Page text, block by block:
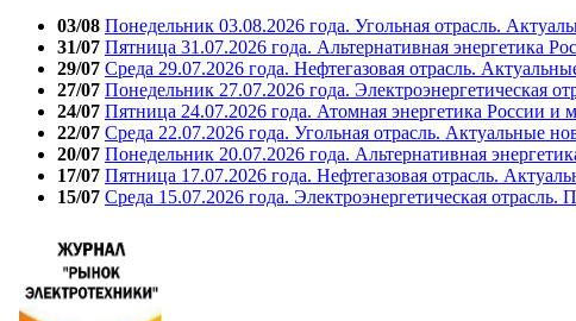
03/08 Понедельник 03.08.2026 года. Угольная отрасль.
31/07 Пятница 31.07.2026 года. Альтернативная энергетика
29/07 Среда 29.07.2026 года. Нефтегазовая отрасль.
27/07 Понедельник 27.07.2026 года. Электроэнергетическая
24/07 Пятница 24.07.2026 года. Атомная энергетика России и
22/07 Среда 22.07.2026 года. Угольная отрасль. Актуальные
20/07 Понедельник 20.07.2026 года. Альтернативная
17/07 Пятница 17.07.2026 года. Нефтегазовая отрасль.
15/07 Среда 15.07.2026 года. Электроэнергетическая отрасль.